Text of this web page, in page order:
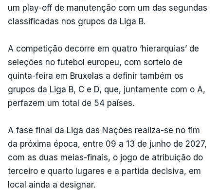
um play-off de manutenção com um das segundas
classificadas nos grupos da Liga B.
A competição decorre em quatro ‘hierarquias’ de
seleções no futebol europeu, com sorteio de
quinta-feira em Bruxelas a definir também os
grupos da Liga B, C e D, que, juntamente com o A,
perfazem um total de 54 países.
A fase final da Liga das Nações realiza-se no fim
da próxima época, entre 09 a 13 de junho de 2027,
com as duas meias-finais, o jogo de atribuição do
terceiro e quarto lugares e a partida decisiva, em
local ainda a designar.